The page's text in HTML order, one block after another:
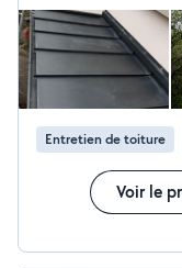
bon conseil, il a pris le
intervention de
résultat et je
Merci encore Marc !
Entretien de toiture
Voir le